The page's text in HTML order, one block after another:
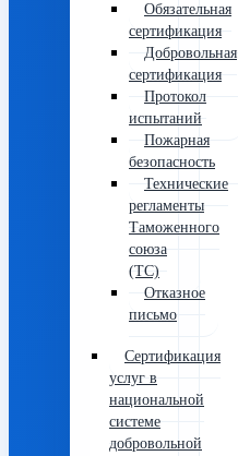
Обязательная
сертификация
Добровольная
сертификация
Протокол
испытаний
Пожарная
безопасность
Технические
регламенты
Таможенного
союза
(ТС)
Отказное
письмо
Сертификация
услуг в
национальной
системе
добровольной